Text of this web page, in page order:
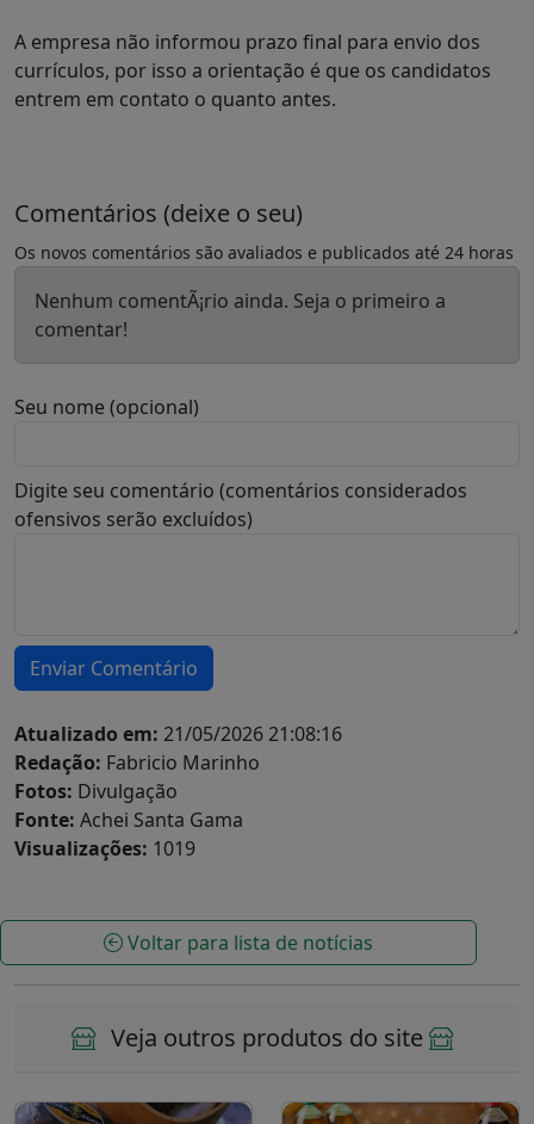
A empresa não informou prazo final para envio dos
currículos, por isso a orientação é que os candidatos
entrem em contato o quanto antes.
Comentários (deixe o seu)
Os novos comentários são avaliados e publicados até 24 horas
Nenhum comentÃ¡rio ainda. Seja o primeiro a
comentar!
Seu nome (opcional)
Digite seu comentário (comentários considerados
ofensivos serão excluídos)
Enviar Comentário
Atualizado em: 21/05/2026 21:08:16
Redação: Fabricio Marinho
Fotos: Divulgação
Fonte: Achei Santa Gama
Visualizações: 1019
Voltar para lista de notícias
Veja outros produtos do site